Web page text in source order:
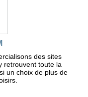
des sites
retrouvent toute la
un choix de plus de